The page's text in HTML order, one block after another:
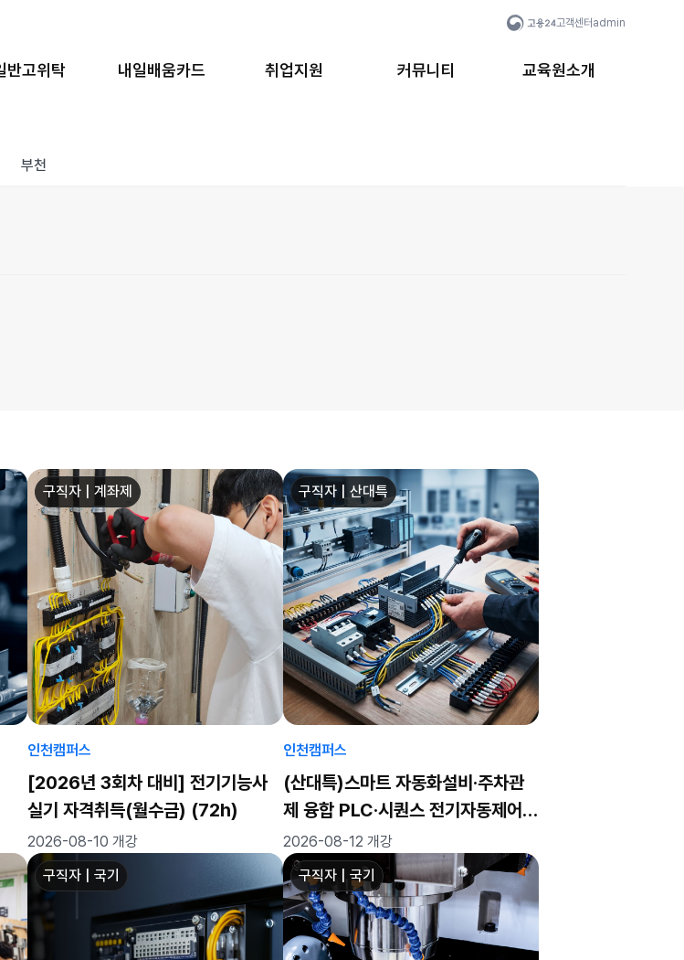
고객센터 admin
반고위탁 내일배움카드 취업지원 커뮤니티 교육원소개
부천
구직자 | 계좌제
인천캠퍼스
[2026년 3회차 대비] 전기기능사
실기 자격취득(월수금) (72h)
2026-08-10 개강
구직자 | 산대특
인천캠퍼스
(산대특)스마트 자동화설비·주차관
제 융합 PLC·시퀀스 전기자동제어
실무자 양성과정(육성/일반)
2026-08-12 개강
구직자 | 국기 구직자 | 국기